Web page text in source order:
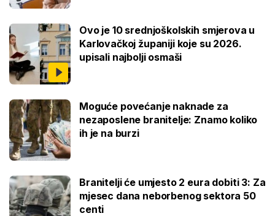
Ovo je 10 srednjoškolskih smjerova u
Karlovačkoj županiji koje su 2026.
upisali najbolji osmaši
Moguće povećanje naknade za
nezaposlene branitelje: Znamo koliko
ih je na burzi
Branitelji će umjesto 2 eura dobiti 3: Za
mjesec dana neborbenog sektora 50
centi